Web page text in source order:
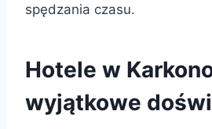
spędzania czasu.
Hotele w
wyjątkowe